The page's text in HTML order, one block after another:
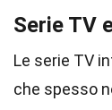
Serie TV
Le serie TV
che spesso